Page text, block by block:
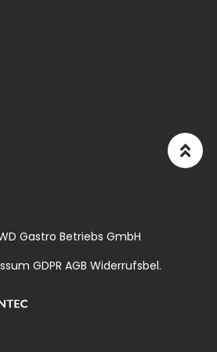
Gastro Betriebs GmbH
GDPR AGB Widerrufsbel.